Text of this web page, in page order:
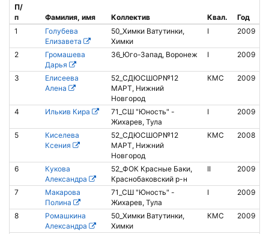
П/
п
Фамилия, имя Коллектив Квал. Год
1
Голубева
Елизавета
50_Химки Ватутинки,
Химки
I 2009
2
Громашева
Дарья
36_Юго-Запад, Воронеж I 2009
3
Елисеева
Алена
52_СДЮСШОР№12
МАРТ, Нижний
Новгород
КМС 2009
4 Илькив Кира
71_СШ "Юность" -
Жихарев, Тула
I 2009
5
Киселева
Ксения
52_СДЮСШОР№12
МАРТ, Нижний
Новгород
КМС 2008
6
Кукова
Александра
52_ФОК Красные Баки,
Краснобаковский р-н
II 2009
7
Макарова
Полина
71_СШ "Юность" -
Жихарев, Тула
I 2009
8
Ромашкина
Александра
50_Химки Ватутинки,
Химки
КМС 2009